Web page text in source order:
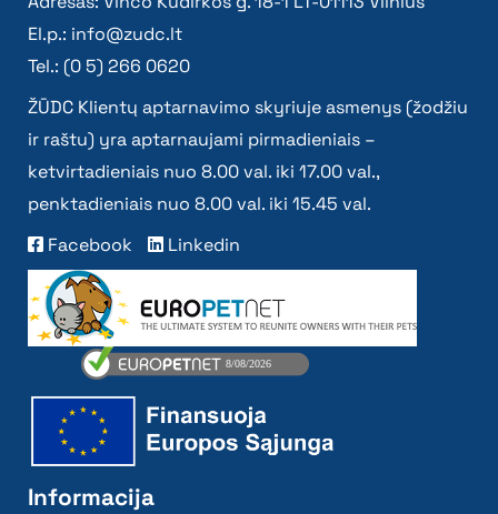
El.p.: info@zudc.lt
Tel.: (0 5) 266 0620
ŽŪDC Klientų aptarnavimo skyriuje asmenys (žodžiu
ir raštu) yra aptarnaujami pirmadieniais –
ketvirtadieniais nuo 8.00 val. iki 17.00 val.,
penktadieniais nuo 8.00 val. iki 15.45 val.
Facebook
Linkedin
Informacija